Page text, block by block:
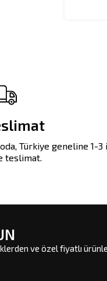
Türkiye geneline 1-3
teslimat.
ve özel fiyatlı